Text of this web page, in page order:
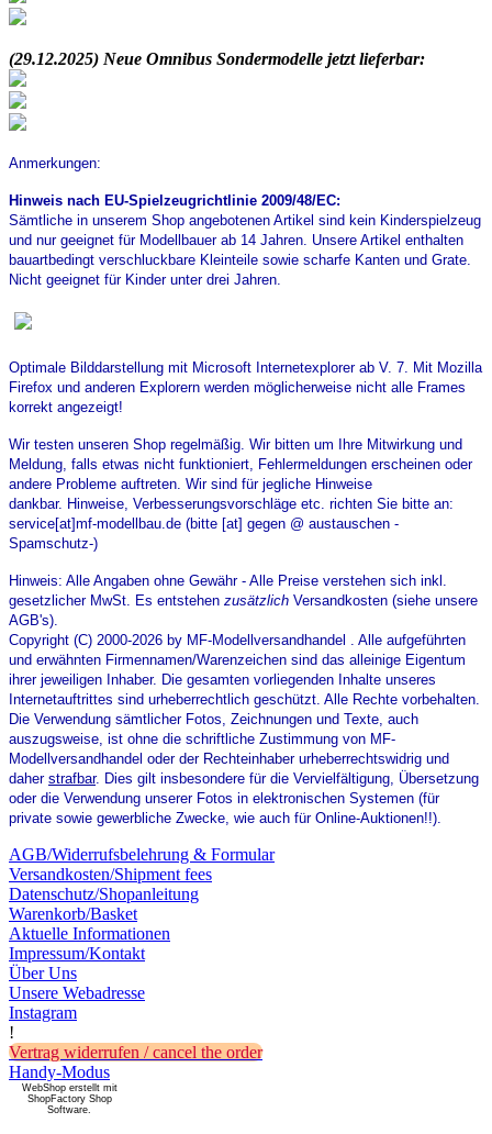
(29.12.2025) Neue Omnibus Sondermodelle jetzt lieferbar:
Anmerkungen:
Hinweis nach EU-Spielzeugrichtlinie 2009/48/EC:
Sämtliche in unserem Shop angebotenen Artikel sind kein Kinderspielzeug
und nur geeignet für Modellbauer ab 14 Jahren. Unsere Artikel enthalten
bauartbedingt verschluckbare Kleinteile sowie scharfe Kanten und Grate.
Nicht geeignet für Kinder unter drei Jahren.
Optimale Bilddarstellung mit Microsoft Internetexplorer ab V. 7. Mit Mozilla
Firefox und anderen Explorern werden möglicherweise nicht alle Frames
korrekt angezeigt!
Wir testen unseren Shop regelmäßig. Wir bitten um Ihre Mitwirkung und
Meldung, falls etwas nicht funktioniert, Fehlermeldungen erscheinen oder
andere Probleme auftreten. Wir sind für jegliche Hinweise
dankbar. Hinweise, Verbesserungsvorschläge etc. richten Sie bitte an:
service[at]mf-modellbau.de (bitte [at] gegen @ austauschen -
Spamschutz-)
Hinweis: Alle Angaben ohne Gewähr - Alle Preise verstehen sich inkl.
gesetzlicher MwSt. Es entstehen zusätzlich Versandkosten (siehe unsere
AGB's).
Copyright (C) 2000-2026 by MF-Modellversandhandel . Alle aufgeführten
und erwähnten Firmennamen/Warenzeichen sind das alleinige Eigentum
ihrer jeweiligen Inhaber. Die gesamten vorliegenden Inhalte unseres
Internetauftrittes sind urheberrechtlich geschützt. Alle Rechte vorbehalten.
Die Verwendung sämtlicher Fotos, Zeichnungen und Texte, auch
auszugsweise, ist ohne die schriftliche Zustimmung von MF-
Modellversandhandel oder der Rechteinhaber urheberrechtswidrig und
daher strafbar. Dies gilt insbesondere für die Vervielfältigung, Übersetzung
oder die Verwendung unserer Fotos in elektronischen Systemen (für
private sowie gewerbliche Zwecke, wie auch für Online-Auktionen!!).
AGB/Widerrufsbelehrung & Formular
Versandkosten/Shipment fees
Datenschutz/Shopanleitung
Warenkorb/Basket
Aktuelle Informationen
Impressum/Kontakt
Über Uns
Unsere Webadresse
Instagram
!
Vertrag widerrufen / cancel the order
Handy-Modus
WebShop erstellt mit
ShopFactory Shop
Software.